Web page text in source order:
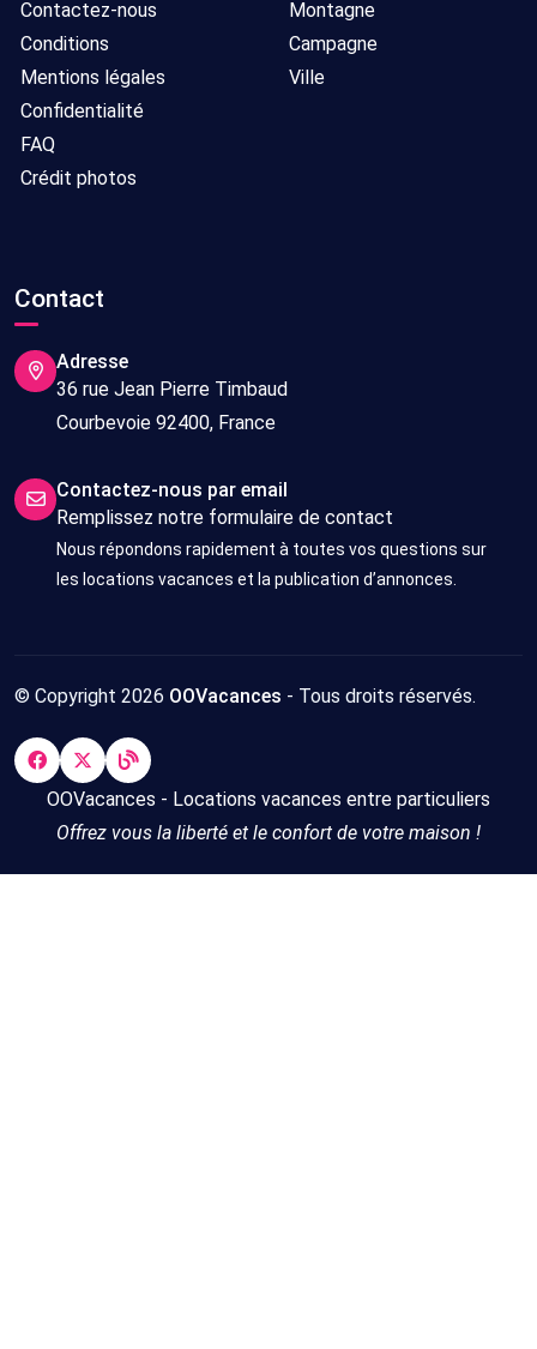
Contactez-nous
Conditions
Mentions légales
Confidentialité
FAQ
Crédit photos
Montagne
Campagne
Ville
Contact
Adresse
36 rue Jean Pierre Timbaud
Courbevoie 92400, France
Contactez-nous par email
Remplissez notre formulaire de contact
Nous répondons rapidement à toutes vos questions sur
les locations vacances et la publication d’annonces.
© Copyright 2026 OOVacances - Tous droits réservés.
OOVacances - Locations vacances entre particuliers
Offrez vous la liberté et le confort de votre maison !